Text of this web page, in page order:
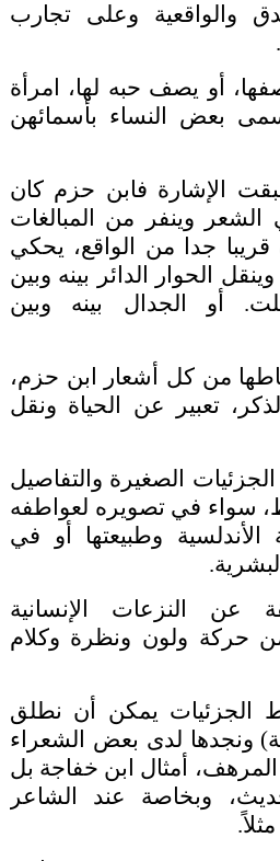
والواقعية وعلى تجارب
أو يصف حبه لها، امرأة
سمى بعض النساء بأسمائهن
سبقت الإشارة فابن حزم كان
وينفر من المبالغات
قريبا جدا من الواقع، يحكي
الحوار الدائر بينه وبين
أو الجدال بينه وبين
من كل أشعار ابن حزم،
تعبير عن الحياة ونقل
الجزئيات الصغيرة والتفاصيل
سواء في تصويره لعواطفه
الأندلسية وطبيعتها أو في
عن النزعات الإنسانية
حركة ولون ونظرة وكلام
الجزئيات يمكن أن نطلق
ونجدها لدى بعض الشعراء
أمثال ابن خفاجة بل
وبخاصة عند الشاعر